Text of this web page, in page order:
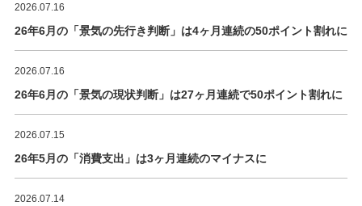
2026.07.16
26年6月の「景気の先行き判断」は4ヶ月連続の50ポイント割れに
2026.07.16
26年6月の「景気の現状判断」は27ヶ月連続で50ポイント割れに
2026.07.15
26年5月の「消費支出」は3ヶ月連続のマイナスに
2026.07.14